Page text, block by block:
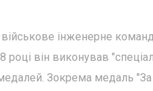
інженерне
він виконував
Зокрема медаль